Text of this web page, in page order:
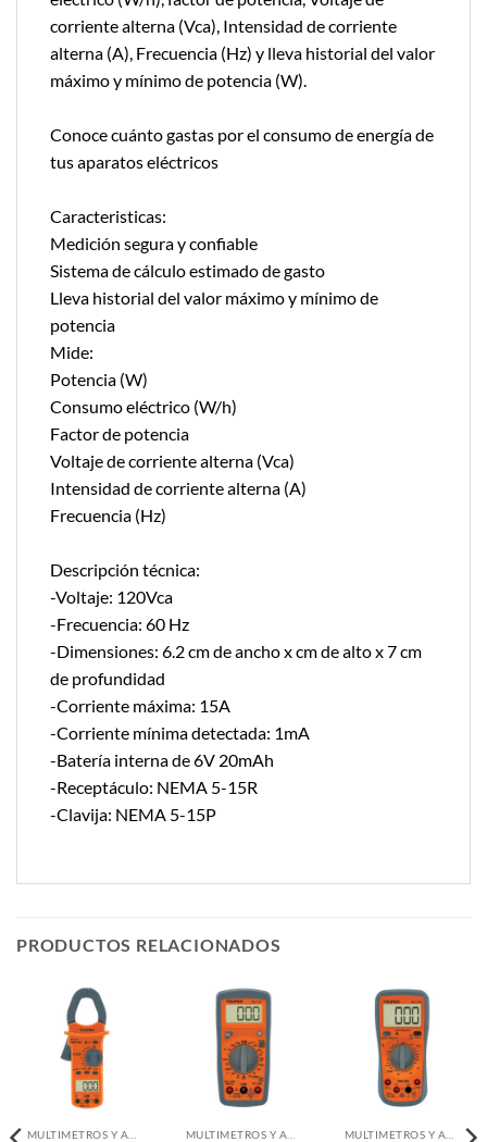
corriente alterna (Vca), Intensidad de corriente
alterna (A), Frecuencia (Hz) y lleva historial del valor
máximo y mínimo de potencia (W).
Conoce cuánto gastas por el consumo de energía de
tus aparatos eléctricos
Caracteristicas:
Medición segura y confiable
Sistema de cálculo estimado de gasto
Lleva historial del valor máximo y mínimo de
potencia
Mide:
Potencia (W)
Consumo eléctrico (W/h)
Factor de potencia
Voltaje de corriente alterna (Vca)
Intensidad de corriente alterna (A)
Frecuencia (Hz)
Descripción técnica:
-Voltaje: 120Vca
-Frecuencia: 60 Hz
-Dimensiones: 6.2 cm de ancho x cm de alto x 7 cm
de profundidad
-Corriente máxima: 15A
-Corriente mínima detectada: 1mA
-Batería interna de 6V 20mAh
-Receptáculo: NEMA 5-15R
-Clavija: NEMA 5-15P
PRODUCTOS RELACIONADOS